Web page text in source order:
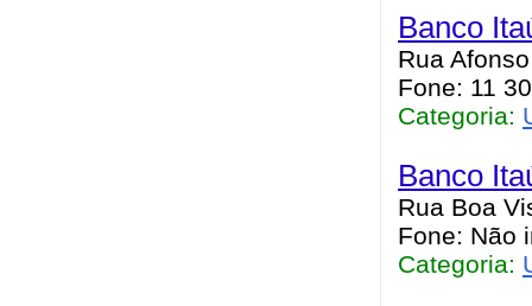
Banco
Rua
Fone: 11
Categoria:
Banco
Rua Boa
Fone: Não
Categoria: